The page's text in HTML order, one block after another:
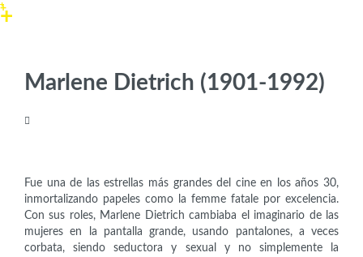
Marlene Dietrich (1901-1992)
Fue una de las estrellas más grandes del cine en los años 30,
inmortalizando papeles como la femme fatale por excelencia.
Con sus roles, Marlene Dietrich cambiaba el imaginario de las
mujeres en la pantalla grande, usando pantalones, a veces
corbata, siendo seductora y sexual y no simplemente la